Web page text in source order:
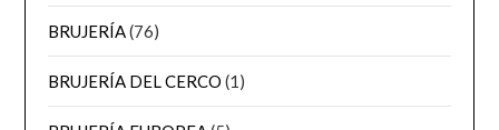
BRUJERÍA(76)
BRUJERÍA DEL CERCO (1)